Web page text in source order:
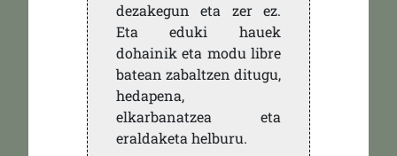
dezakegun eta zer ez.
Eta eduki hauek
dohainik eta modu libre
batean zabaltzen ditugu,
hedapena,
elkarbanatzea eta
eraldaketa helburu.